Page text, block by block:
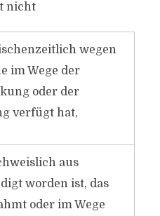
nicht
wegen
im Wege der
oder der
verfügt hat,
aus
worden ist, das
oder im Wege